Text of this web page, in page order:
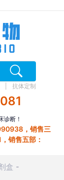
抗体定制
诊断！
，销售三
销售五部：
盒